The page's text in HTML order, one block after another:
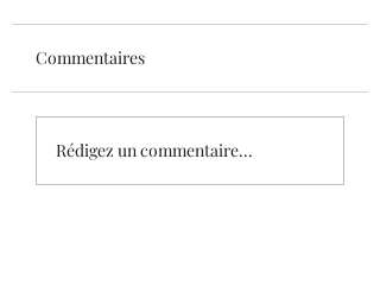
L’art de la manipulation
Commentaires
Rédigez un commentaire...